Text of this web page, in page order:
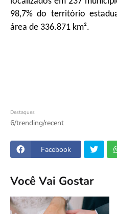
98,7% do território
área de 336.871 km².
Destaques
6/trending/recent
Facebook
Você Vai Gostar